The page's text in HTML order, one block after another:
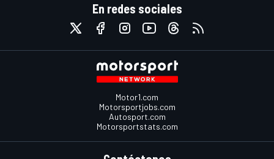
En redes sociales
Motor1.com
Motorsportjobs.com
Autosport.com
Motorsportstats.com